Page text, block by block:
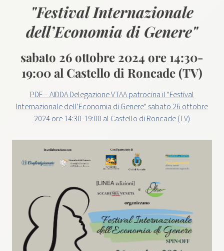
"Festival Internazionale
dell’Economia di Genere"
sabato 26 ottobre 2024 ore 14:30-
19:00 al Castello di Roncade (TV)
PDF – AIDDA Delegazione VTAA patrocina il "Festival
Internazionale dell’Economia di Genere" sabato 26 ottobre
2024 ore 14:30-19:00 al Castello di Roncade (TV)